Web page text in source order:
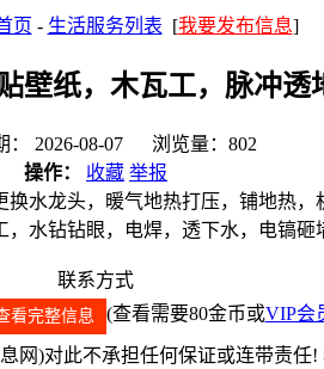
页 - 生活服务列表 [我要发布信息]
壁纸，木瓦工，脉冲
： 2026-08-07 浏览量：802
操作：
收藏 举报
水龙头，暖气地热打压，铺地热
水钻钻眼，电焊，透下水，电镐砸
联系方式
看完整信息 (查看需要80金币或VIP会
网)对此不承担任何保证或连带责任!